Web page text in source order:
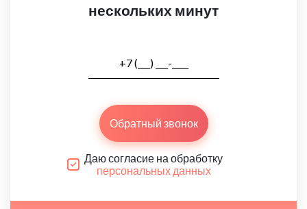
нескольких минут
Обратный звонок
Даю согласие на обработку
персональных данных